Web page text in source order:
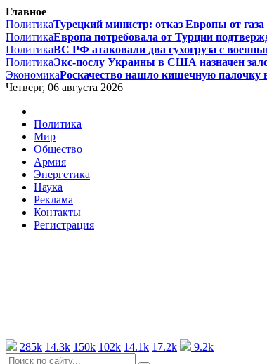
Главное
ПолитикаТурецкий министр: отказ Европы от
ПолитикаЕвропа потребовала от Турции
ПолитикаВС РФ атаковали два сухогруза с
ПолитикаЭкс-послу Украины в США назначен
ЭкономикаРоскачество нашло кишечную палочку
Четверг, 06 августа 2026
Политика
Мир
Общество
Армия
Энергетика
Наука
Реклама
Контакты
Регистрация
285k 14.3k 150k 102k 14.1k 17.2k 9.2k